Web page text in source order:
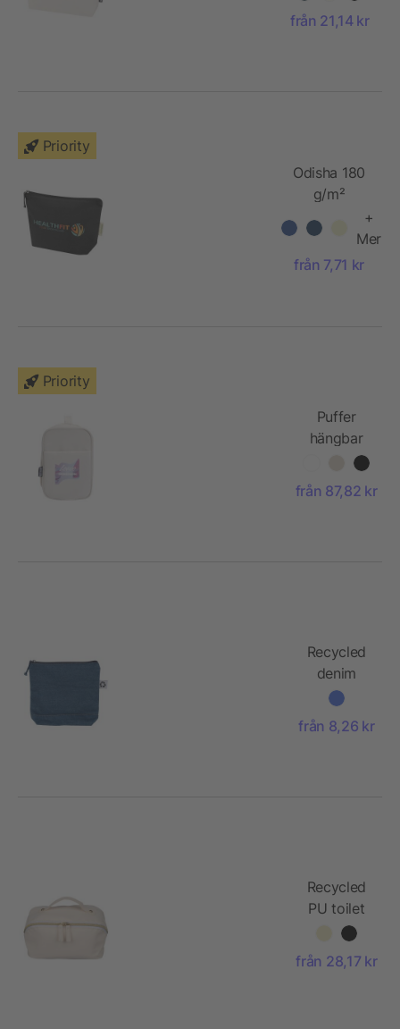
återvunnet
material på
från 21,14 kr
Priority
Odisha 180
g/m²
necessär av
ekologiskt
OCS-
+
Mer
från 7,71 kr
Priority
Puffer
hängbar
necessär
återvunnen
från 87,82 kr
Recycled
denim
cosmetic
bag Orin
från 8,26 kr
Recycled
PU toilet
bag Alon
från 28,17 kr